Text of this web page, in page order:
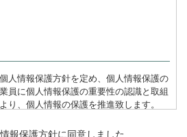
人情報保護方針を定め、個人情報保護の
員に個人情報保護の重要性の認識と取組
り、個人情報の保護を推進致します。
報保護方針に同意しました